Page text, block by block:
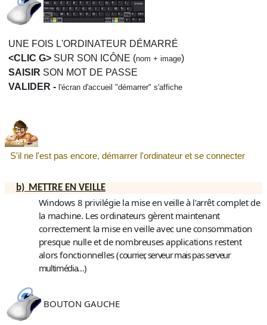
UNE FOIS L'ORDINATEUR DÉMARRÉ
<CLIC G>SUR SON ICÔNE (nom + image)
SAISIR SON MOT DE PASSE
VALIDER - l'écran d'accueil "démarrer" s'affiche
S'il ne l'est pas encore, démarrer l'ordinateur et se connecter
b) METTRE EN VEILLE
Windows 8 privilégie la mise en veille à l'arrêt complet de
la machine. Les ordinateurs gèrent maintenant
correctement la mise en veille avec une consommation
presque nulle et de nombreuses applications restent
alors fonctionnelles (courrier, serveur mais pas serveur
multimédia…)
BOUTON GAUCHE